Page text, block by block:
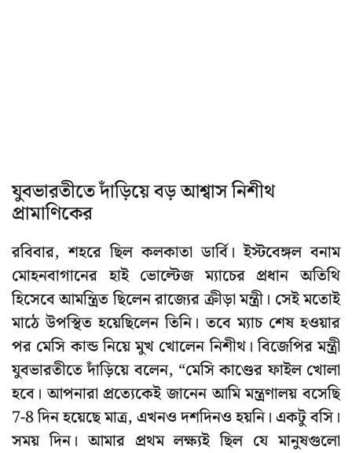
যুবভারতীতে দাঁড়িয়ে বড় আশ্বাস নিশীথ
প্রামাণিকের
রবিবার, শহরে ছিল কলকাতা ডার্বি। ইস্টবেঙ্গল বনাম
মোহনবাগানের হাই ভোল্টেজ ম্যাচের প্রধান অতিথি
হিসেবে আমন্ত্রিত ছিলেন রাজ্যের ক্রীড়া মন্ত্রী। সেই মতোই
মাঠে উপস্থিত হয়েছিলেন তিনি। তবে ম্যাচ শেষ হওয়ার
পর মেসি কান্ড নিয়ে মুখ খোলেন নিশীথ। বিজেপির মন্ত্রী
যুবভারতীতে দাঁড়িয়ে বলেন, “মেসি কাণ্ডের ফাইল খোলা
হবে। আপনারা প্রত্যেকেই জানেন আমি মন্ত্রণালয় বসেছি
7-8 দিন হয়েছে মাত্র, এখনও দশদিনও হয়নি। একটু বসি।
সময় দিন। আমার প্রথম লক্ষ্যই ছিল যে মানুষগুলো